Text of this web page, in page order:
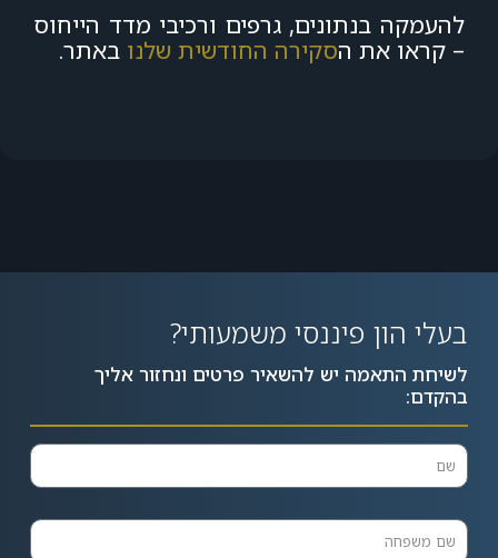
להעמקה בנתונים, גרפים ורכיבי מדד הייחוס
– קראו את הסקירה החודשית שלנו באתר.
בעלי הון פיננסי משמעותי?
לשיחת התאמה יש להשאיר פרטים ונחזור אליך
בהקדם: